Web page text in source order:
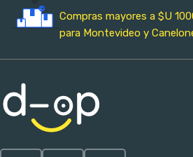
Compras mayores a $U
para Montevideo y